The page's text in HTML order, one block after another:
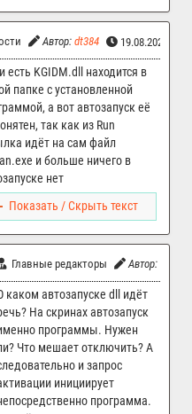
Автор: dt384 19.08.2024
есть KGIDM.dll находится в
папке с установленной
а вот автозапуск её
так как из Run
идёт на сам файл
и больше ничего в
нет
Показать / Скрыть текст
Главные редакторы Автор:
каком автозапуске dll идёт
На скринах автозапуск
программы. Нужен
Что мешает отключить? А
и запрос
инициирует
программа.